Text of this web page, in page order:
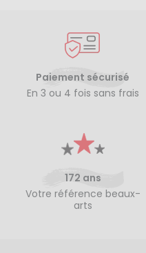
Paiement sécurisé
En 3 ou 4 fois sans frais
172 ans
Votre référence beaux-
arts